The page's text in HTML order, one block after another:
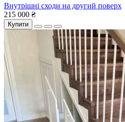
Внутрішні сходи на другий поверх
215 000 ₴
Купити